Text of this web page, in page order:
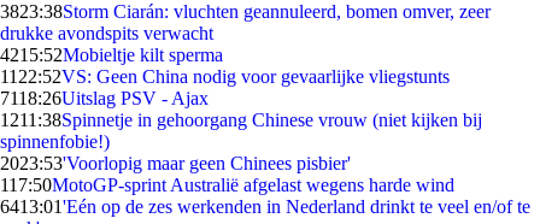
3823:38Storm Ciarán: vluchten geannuleerd, bomen omver, zeer
drukke avondspits verwacht
4215:52Mobieltje kilt sperma
11 22:52VS: Geen China nodig voor gevaarlijke vliegstunts
7118:26Uitslag PSV - Ajax
1211:38Spinnetje in gehoorgang Chinese vrouw (niet kijken bij
spinnenfobie!)
2023:53'Voorlopig maar geen Chinees pisbier'
117:50MotoGP-sprint Australië afgelast wegens harde wind
6413:01'Eén op de zes werkenden in Nederland drinkt te veel en/of te